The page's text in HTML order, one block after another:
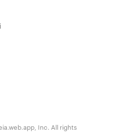
Inc. All rights